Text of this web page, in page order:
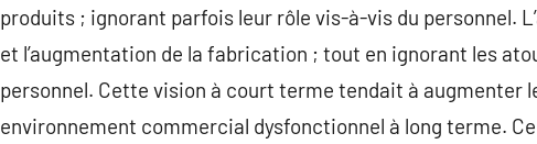
produits ; ignorant parfois leur rôle vis-à-vis du personnel.
et l’augmentation de la fabrication ; tout en ignorant les
personnel. Cette vision à court terme tendait à augmenter
environnement commercial dysfonctionnel à long terme.